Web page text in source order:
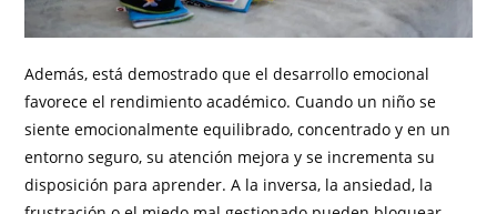
Además, está demostrado que el desarrollo emocional
favorece el rendimiento académico. Cuando un niño se
siente emocionalmente equilibrado, concentrado y en un
entorno seguro, su atención mejora y se incrementa su
disposición para aprender. A la inversa, la ansiedad, la